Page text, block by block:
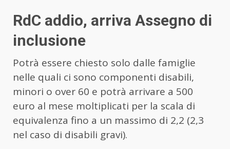
RdC addio, arriva Assegno di
inclusione
Potrà essere chiesto solo dalle famiglie
nelle quali ci sono componenti disabili,
minori o over 60 e potrà arrivare a 500
euro al mese moltiplicati per la scala di
equivalenza fino a un massimo di 2,2 (2,3
nel caso di disabili gravi).